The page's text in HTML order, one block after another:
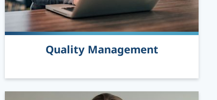
READ MORE
Quality Management